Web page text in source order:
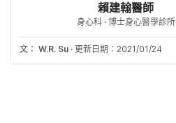
賴建翰醫師
身心科 · 博士身心醫學診所
文： W.R. Su · 更新日期：2021/01/24